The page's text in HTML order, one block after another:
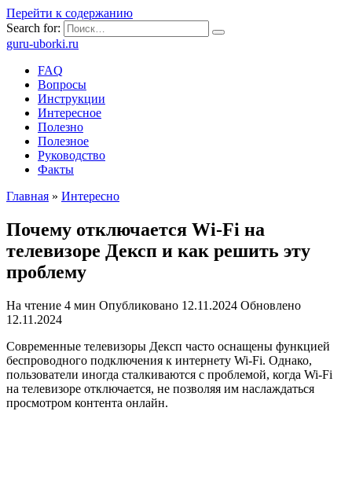
Перейти к содержанию
Search for:
guru-uborki.ru
FAQ
Вопросы
Инструкции
Интересное
Полезно
Полезное
Руководство
Факты
Главная » Интересно
Почему отключается Wi-Fi на
телевизоре Дексп и как решить эту
проблему
На чтение 4 мин Опубликовано 12.11.2024 Обновлено
12.11.2024
Современные телевизоры Дексп часто оснащены функцией
беспроводного подключения к интернету Wi-Fi. Однако,
пользователи иногда сталкиваются с проблемой, когда Wi-Fi
на телевизоре отключается, не позволяя им наслаждаться
просмотром контента онлайн.